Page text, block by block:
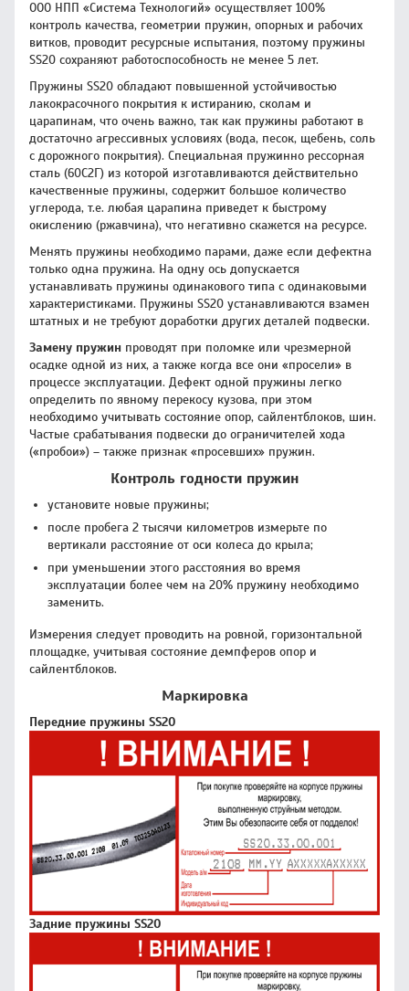
ООО НПП «Система Технологий» осуществляет 100%
контроль качества, геометрии пружин, опорных и рабочих
витков, проводит ресурсные испытания, поэтому пружины
SS20 сохраняют работоспособность не менее 5 лет.
Пружины SS20 обладают повышенной устойчивостью
лакокрасочного покрытия к истиранию, сколам и
царапинам, что очень важно, так как пружины работают в
достаточно агрессивных условиях (вода, песок, щебень, соль
с дорожного покрытия). Специальная пружинно рессорная
сталь (60С2Г) из которой изготавливаются действительно
качественные пружины, содержит большое количество
углерода, т.е. любая царапина приведет к быстрому
окислению (ржавчина), что негативно скажется на ресурсе.
Менять пружины необходимо парами, даже если дефектна
только одна пружина. На одну ось допускается
устанавливать пружины одинакового типа с одинаковыми
характеристиками. Пружины SS20 устанавливаются взамен
штатных и не требуют доработки других деталей подвески.
Замену пружин проводят при поломке или чрезмерной
осадке одной из них, а также когда все они «просели» в
процессе эксплуатации. Дефект одной пружины легко
определить по явному перекосу кузова, при этом
необходимо учитывать состояние опор, сайлентблоков, шин.
Частые срабатывания подвески до ограничителей хода
(«пробои») – также признак «просевших» пружин.
Контроль годности пружин
установите новые пружины;
после пробега 2 тысячи километров измерьте по
вертикали расстояние от оси колеса до крыла;
при уменьшении этого расстояния во время
эксплуатации более чем на 20% пружину необходимо
заменить.
Измерения следует проводить на ровной, горизонтальной
площадке, учитывая состояние демпферов опор и
сайлентблоков.
Маркировка
Передние пружины SS20
Задние пружины SS20